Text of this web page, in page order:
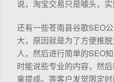
说，淘宝交易只是噱头，实
还有一些苍南县谷歌SEO
大，原因就是为了方便推
人，然后进行简单的SEO
时能说些专业的内容，然
拿提成。等客户发觉限定